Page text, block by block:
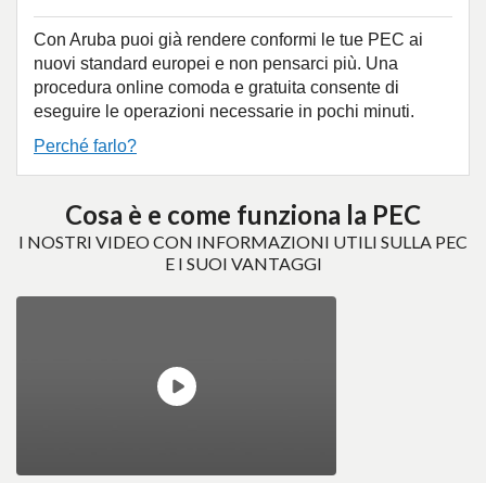
Con Aruba puoi già rendere conformi le tue PEC ai
nuovi standard europei e non pensarci più. Una
procedura online comoda e gratuita consente di
eseguire le operazioni necessarie in pochi minuti.
Perché farlo?
Cosa è e come funziona la PEC
I NOSTRI VIDEO CON INFORMAZIONI UTILI SULLA PEC
E I SUOI VANTAGGI